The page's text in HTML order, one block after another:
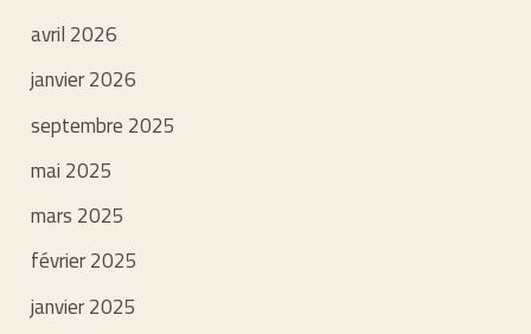
avril 2026
janvier 2026
septembre 2025
mai 2025
mars 2025
février 2025
janvier 2025